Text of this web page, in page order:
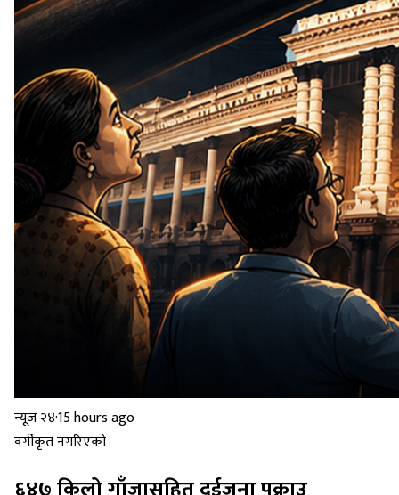
न्यूज २४·15 hours ago
वर्गीकृत नगरिएको